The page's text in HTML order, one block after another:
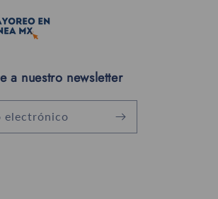
a nuestro newsletter
electrónico